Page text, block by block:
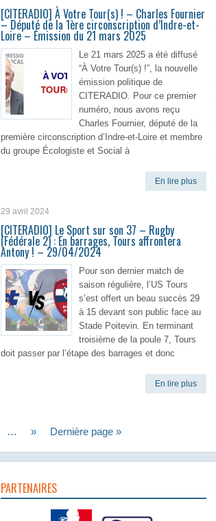
[CITERADIO] À Votre Tour(s) ! – Charles Fournier
– Député de la 1ère circonscription d’Indre-et-
Loire – Émission du 21 mars 2025
Le 21 mars 2025 a été diffusé
“À Votre Tour(s) !”, la nouvelle
émission politique de
CITERADIO. Pour ce premier
numéro, nous avons reçu
Charles Fournier, député de la
première circonscription d’Indre-et-Loire et membre
du groupe Écologiste et Social à
En lire plus
29 avril 2024
[CITERADIO] Le Sport sur son 37 – Rugby
(Fédérale 2) : En barrages, Tours affrontera
Antony ! – 29/04/2024
Pour son dernier match de
saison régulière, l’US Tours
s’est offert un beau succès 29
à 15 devant son public face au
Stade Poitevin. En terminant
troisième de la poule 7, Tours
doit passer par l’étape des barrages et donc
En lire plus
… » Dernière page »
PARTENAIRES